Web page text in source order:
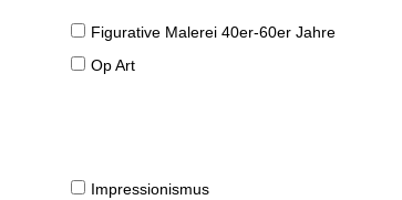
Figurative Malerei 40er-60er Jahre
Op Art
Impressionismus